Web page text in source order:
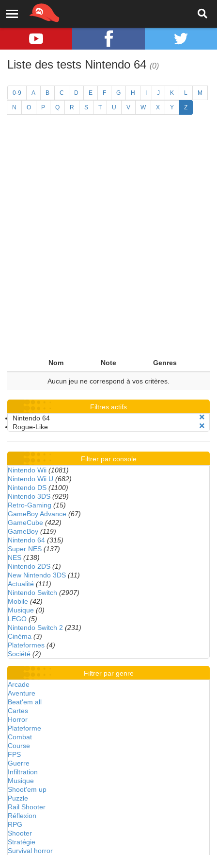
Liste des tests Nintendo 64 (0)
0-9 A B C D E F G H J K L M
N O P Q R S T U V W X Y Z
Nom Note Genres
Aucun jeu ne correspond à vos critères.
Filtres actifs
Nintendo 64
Rogue-Like
Filtrer par console
Nintendo Wii (1081)
Nintendo Wii U (682)
Nintendo DS (1100)
Nintendo 3DS (929)
Retro-Gaming (15)
GameBoy Advance (67)
GameCube (422)
GameBoy (119)
Nintendo 64 (315)
Super NES (137)
NES (138)
Nintendo 2DS (1)
New Nintendo 3DS (11)
Actualité (111)
Nintendo Switch (2907)
Mobile (42)
Musique (0)
LEGO (5)
Nintendo Switch 2 (231)
Cinéma (3)
Plateformes (4)
Société (2)
Filtrer par genre
Arcade
Aventure
Beat'em all
Cartes
Horror
Plateforme
Combat
Course
FPS
Guerre
Infiltration
Musique
Shoot'em up
Puzzle
Rail Shooter
Réflexion
RPG
Shooter
Stratégie
Survival horror